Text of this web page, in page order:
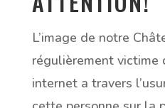
L’image de notre
régulièrement victime
internet a travers